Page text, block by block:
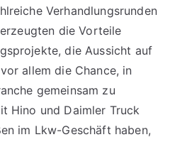
Verhandlungsrunden
die Vorteile
die Aussicht auf
allem die Chance, in
gemeinsam zu
Hino und Daimler Truck
im Lkw-Geschäft haben,